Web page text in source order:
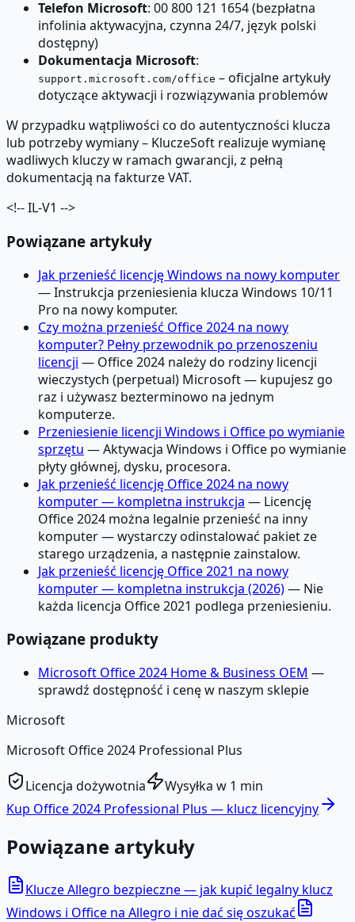
Telefon Microsoft: 00 800 121 1654 (bezpłatna
infolinia aktywacyjna, czynna 24/7, język polski
dostępny)
Dokumentacja Microsoft:
support.microsoft.com/office – oficjalne artykuły
dotyczące aktywacji i rozwiązywania problemów
W przypadku wątpliwości co do autentyczności klucza
lub potrzeby wymiany – KluczeSoft realizuje wymianę
wadliwych kluczy w ramach gwarancji, z pełną
dokumentacją na fakturze VAT.
<!-- IL-V1 -->
Powiązane artykuły
Jak przenieść licencję Windows na nowy komputer
— Instrukcja przeniesienia klucza Windows 10/11
Pro na nowy komputer.
Czy można przenieść Office 2024 na nowy
komputer? Pełny przewodnik po przenoszeniu
licencji — Office 2024 należy do rodziny licencji
wieczystych (perpetual) Microsoft — kupujesz go
raz i używasz bezterminowo na jednym
komputerze.
Przeniesienie licencji Windows i Office po wymianie
sprzętu — Aktywacja Windows i Office po wymianie
płyty głównej, dysku, procesora.
Jak przenieść licencję Office 2024 na nowy
komputer — kompletna instrukcja — Licencję
Office 2024 można legalnie przenieść na inny
komputer — wystarczy odinstalować pakiet ze
starego urządzenia, a następnie zainstalow.
Jak przenieść licencję Office 2021 na nowy
komputer — kompletna instrukcja (2026)— Nie
każda licencja Office 2021 podlega przeniesieniu.
Powiązane produkty
Microsoft Office 2024 Home & Business OEM —
sprawdź dostępność i cenę w naszym sklepie
Microsoft
Microsoft Office 2024 Professional Plus
Licencja dożywotnia
Wysyłka w 1 min
Kup Office 2024 Professional Plus — klucz licencyjny
Powiązane artykuły
Klucze Allegro bezpieczne — jak kupić legalny klucz
Windows i Office na Allegro i nie dać się oszukać